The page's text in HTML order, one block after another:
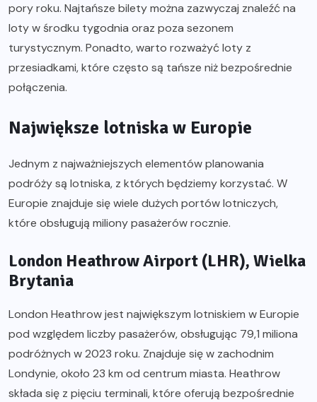
pory roku. Najtańsze bilety można zazwyczaj znaleźć na
loty w środku tygodnia oraz poza sezonem
turystycznym. Ponadto, warto rozważyć loty z
przesiadkami, które często są tańsze niż bezpośrednie
połączenia.
Największe lotniska w Europie
Jednym z najważniejszych elementów planowania
podróży są lotniska, z których będziemy korzystać. W
Europie znajduje się wiele dużych portów lotniczych,
które obsługują miliony pasażerów rocznie.
London Heathrow Airport (LHR), Wielka
Brytania
London Heathrow jest największym lotniskiem w Europie
pod względem liczby pasażerów, obsługując 79,1 miliona
podróżnych w 2023 roku. Znajduje się w zachodnim
Londynie, około 23 km od centrum miasta. Heathrow
składa się z pięciu terminali, które oferują bezpośrednie